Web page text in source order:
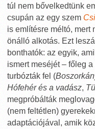
túl nem bővelkedtünk
csupán az egy szem
is említésre méltó, mert
önálló alkotás. Ezt
bonthatók: az egyik,
ismert meséjét – főleg
turbózták fel (
Hófehér és a vadász,
megpróbálták
(nem feltétlen)
adaptációjával, amik